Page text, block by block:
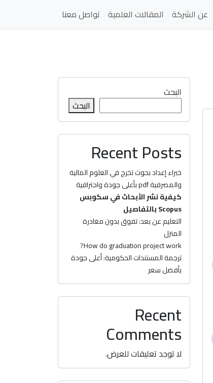
عن الشركة المقالات العلمية تواصل معنا
البحث
البحث
Recent Posts
خبراء إعداد بحوث تخرج في العلوم المالية
والمصرفية pdf بأعلى جودة واحترافية
كيفية نشر الأبحاث في سكوبس
Scopus بالتفاصيل
التعليم عن بعد: تفوق بدون مغادرة
المنزل
How do graduation project work?
ترجمة المستندات الحكومية: أعلى جودة
بأفضل سعر
Recent
Comments
لا توجد تعليقات للعرض.